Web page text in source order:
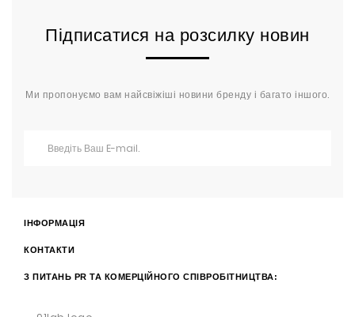
Підписатися на розсилку новин
Ми пропонуємо вам найсвіжіші новини бренду і багато іншого.
ІНФОРМАЦІЯ
КОНТАКТИ
З ПИТАНЬ PR ТА КОМЕРЦІЙНОГО СПІВРОБІТНИЦТВА: